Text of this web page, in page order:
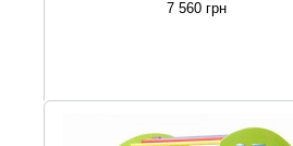
7 560 грн